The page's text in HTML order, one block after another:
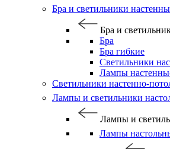
Бра и светильники
Бра и
Бра
Бра гибкие
Светильники
Лампы
Светильники настенно-
Лампы и светильники
Лампы и
Лампы